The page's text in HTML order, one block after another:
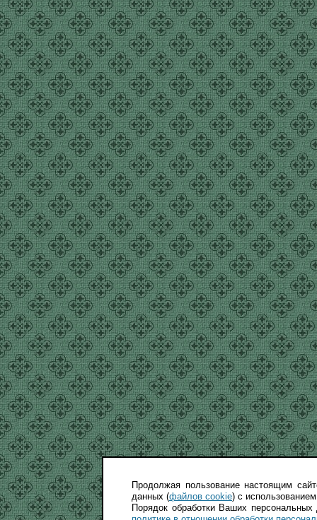
Продолжая пользование настоящим
данных (файлов cookie) с
Порядок обработки Ваших